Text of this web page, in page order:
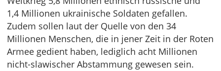
1,4 Millionen ukrainische Soldaten gefallen.
Zudem sollen laut der Quelle von den 34
Millionen Menschen, die in jener Zeit in der Roten
Armee gedient haben, lediglich acht Millionen
nicht-slawischer Abstammung gewesen sein.